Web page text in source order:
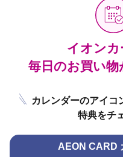
イオン
毎日のお買い物
カレンダーのアイコ
特典をチ
AEON CARD